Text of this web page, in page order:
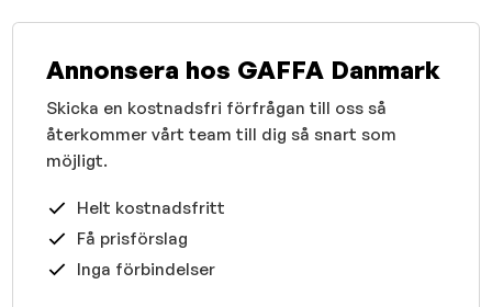
Annonsera hos GAFFA Danmark
Skicka en kostnadsfri förfrågan till oss så
återkommer vårt team till dig så snart som
möjligt.
Helt kostnadsfritt
Få prisförslag
Inga förbindelser